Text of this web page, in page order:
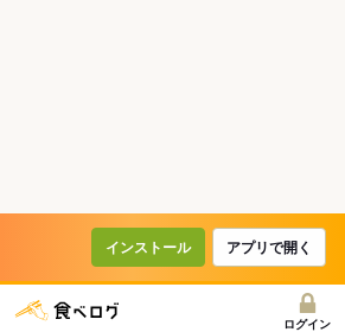
インストール アプリで開く
ログイン